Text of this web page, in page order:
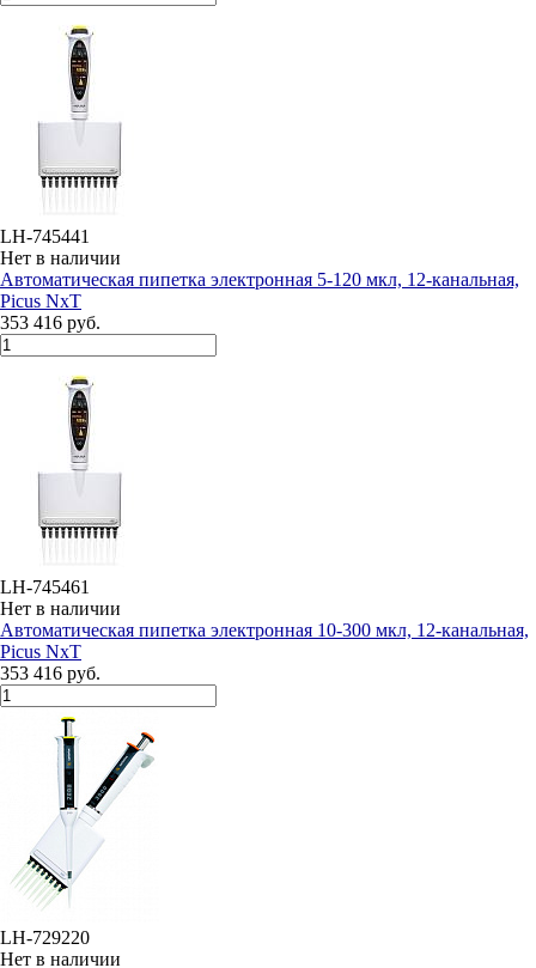
LH-745441
Нет в наличии
Автоматическая пипетка электронная 5-120 мкл, 12-канальная,
Picus NxT
353 416 руб.
LH-745461
Нет в наличии
Автоматическая пипетка электронная 10-300 мкл, 12-канальная,
Picus NxT
353 416 руб.
LH-729220
Нет в наличии